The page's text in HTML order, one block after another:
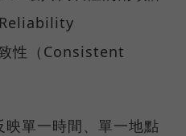
性（Consistent
單一時間、單一地點